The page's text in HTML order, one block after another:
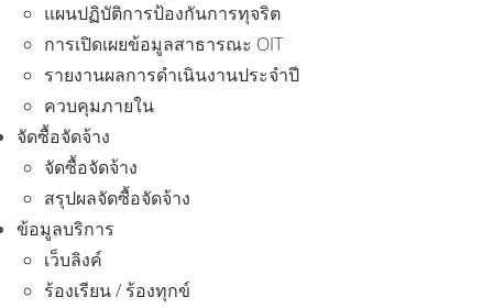
แผนปฏิบัติการป้องกันการทุจริต
การเปิดเผยข้อมูลสาธารณะ OIT
รายงานผลการดำเนินงานประจำปี
ควบคุมภายใน
จัดซื้อจัดจ้าง
จัดซื้อจัดจ้าง
สรุปผลจัดซื้อจัดจ้าง
ข้อมูลบริการ
เว็บลิงค์
ร้องเรียน / ร้องทุกข์